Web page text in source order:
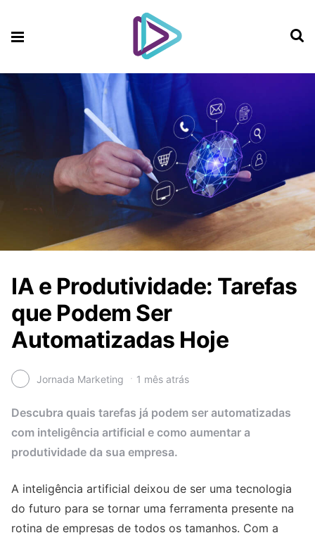
IA e Produtividade: Tarefas
que Podem Ser
Automatizadas Hoje
Jornada Marketing 1 mês atrás
Descubra quais tarefas já podem ser automatizadas
com inteligência artificial e como aumentar a
produtividade da sua empresa.
A inteligência artificial deixou de ser uma tecnologia
do futuro para se tornar uma ferramenta presente na
rotina de empresas de todos os tamanhos. Com a